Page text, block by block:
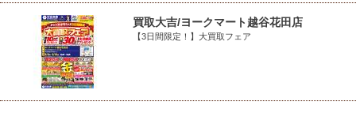
買取大吉/ヨークマート越谷花田店
【3日間限定！】大買取フェア